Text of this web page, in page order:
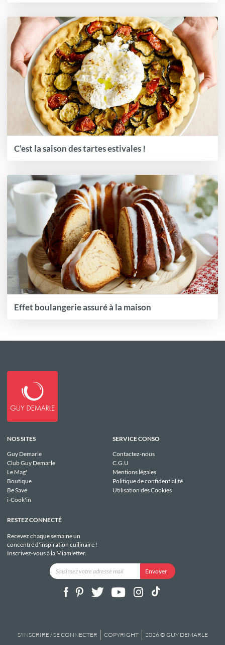
C’est la saison des tartes estivales !
Effet boulangerie assuré à la maison
NOS SITES
Guy Demarle
Club Guy Demarle
Le Mag'
Boutique
Be Save
i-Cook'in
SERVICE CONSO
Contactez-nous
C.G.U
Mentions légales
Politique de confidentialité
Utilisation des Cookies
RESTEZ CONNECTÉ
Recevez chaque semaine un
concentré d'inspiration cuilinaire !
Inscrivez-vous à la Miamletter.
S'INSCRIRE / SE CONNECTER COPYRIGHT 2026 © GUY DEMARLE